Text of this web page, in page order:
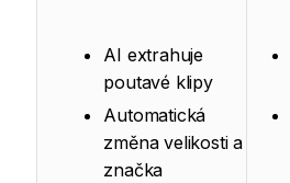
AI extrahuje
poutavé klipy
Automatická
změna velikosti a
značka